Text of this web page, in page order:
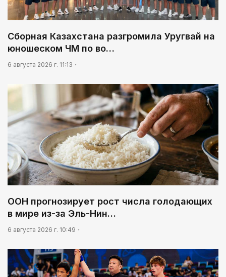
Сборная Казахстана разгромила Уругвай на
юношеском ЧМ по во…
6 августа 2026 г. 11:13
ООН прогнозирует рост числа голодающих
в мире из-за Эль-Нин…
6 августа 2026 г. 10:49